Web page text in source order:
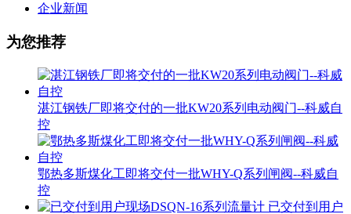
企业新闻
为您推荐
湛江钢铁厂即将交付的一批KW20系列电动阀门--科威自
控
鄂热多斯煤化工即将交付一批WHY-Q系列闸阀--科威自
控
已交付到用户